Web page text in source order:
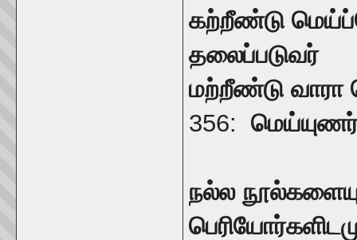
கற்றீண்டு
தலைப்படுவர்
மற்றீண்டு வாரா
356:
நல்ல